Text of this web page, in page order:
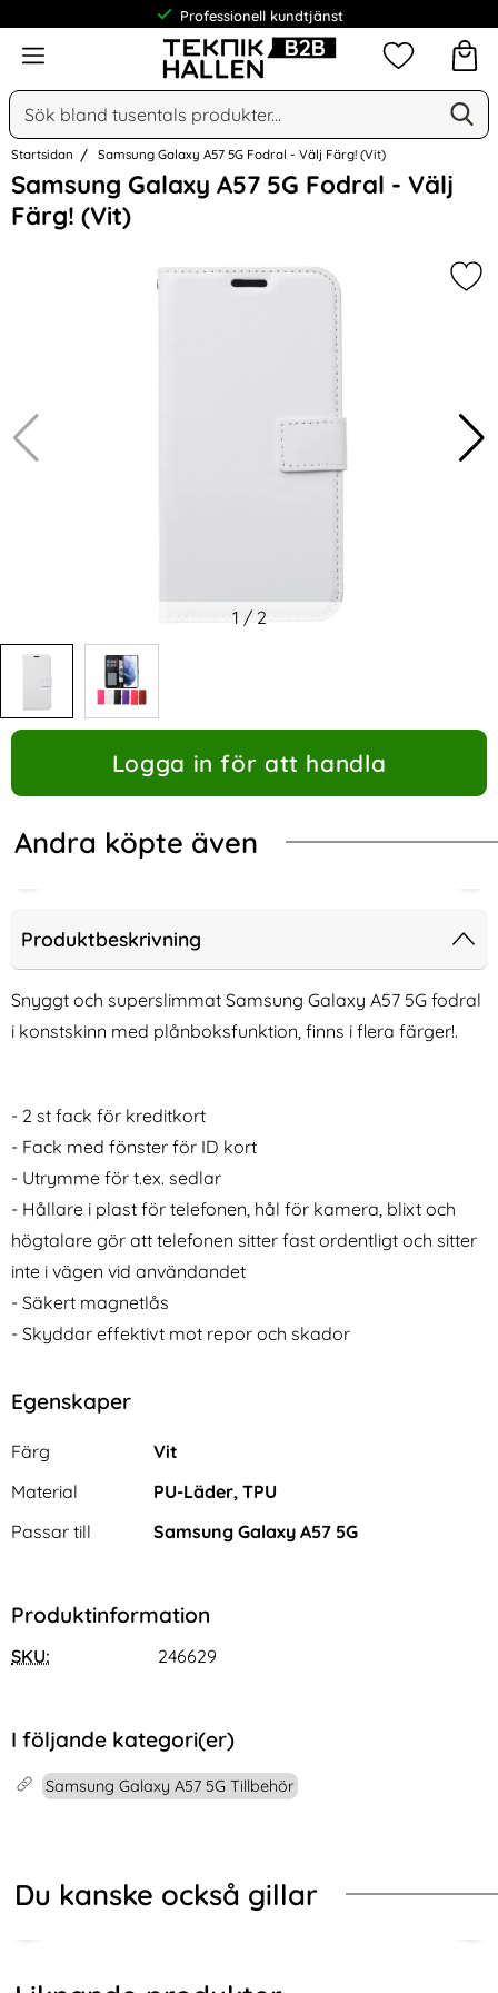
Professionell kundtjänst
Meny
Sök
Sök på Narse Group AB
Mina
Startsidan Samsung Galaxy A57 5G Fodral - Välj Färg! (Vit)
Samsung Galaxy A57 5G Fodral - Välj
Färg! (Vit)
Hoppa
över
Bilder
1 / 2
Logga in för att handla
Andra köpte även
I Härdat Glas Black Rings
3-Pack Samsung A54
Linsskydd I Härdat Glas -
Svart
Art. nr 238844
rea pris
111 krtidigare pris
111 kr
Tillgänglighet:
I lager
Köp
Samsung A54 Linsskydd I Härdat Glas - Svart
Linsskydd I Härdat Glas -
Svart
Art. nr 245541
rea pris
111 kr tidigare pris
111 kr Köp
2-Pack Samsung A17
Produktbeskrivning
Snyggt och superslimmat Samsung Galaxy A57 5G fodral
i konstskinn med plånboksfunktion, finns i flera färger!.
- 2 st fack för kreditkort
- Fack med fönster för ID kort
- Utrymme för t.ex. sedlar
- Hållare i plast för telefonen, hål för kamera, blixt och
högtalare gör att telefonen sitter fast ordentligt och sitter
inte i vägen vid användandet
- Säkert magnetlås
- Skyddar effektivt mot repor och skador
Egenskaper
Egenskaper/attribut för denna produkt
Attribut
Färg
Vit
Material
PU-Läder, TPU
Passar till
Samsung Galaxy A57 5G
Produktinformation
SKU: 246629
I följande kategori(er)
Samsung Galaxy A57 5G Tillbehör
Du kanske också gillar